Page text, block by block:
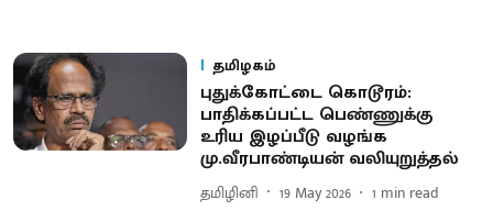
தமிழகம்
புதுக்கோட்டை கொடூரம்:
பாதிக்கப்பட்ட பெண்ணுக்கு
உரிய இழப்பீடு வழங்க
மு.வீரபாண்டியன் வலியுறுத்தல்
தமிழினி 19 May 2026 1 min read